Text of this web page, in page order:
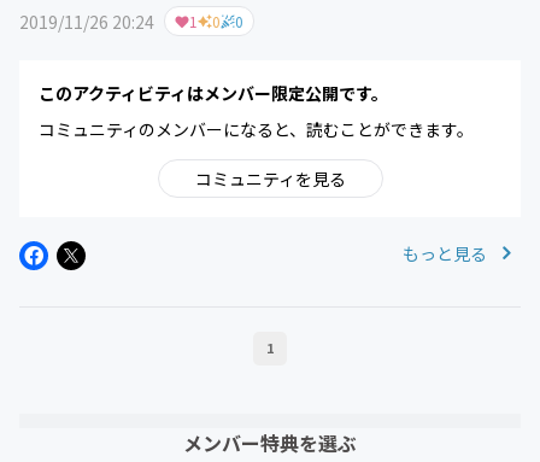
2019/11/26 20:24 1 0 0
このアクティビティはメンバー限定公開です。
コミュニティのメンバーになると、読むことができます。
コミュニティを見る
もっと見る
1
メンバー特典を選ぶ